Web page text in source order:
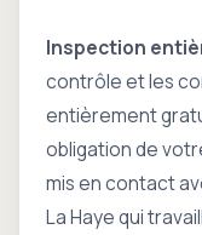
Inspection
contrôle et les
entièrement
obligation de
mis en contact
La Haye qui